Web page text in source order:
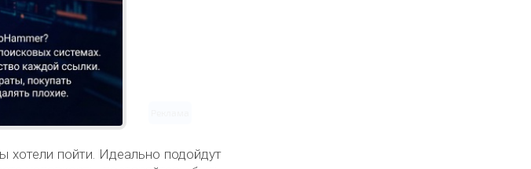
пойти. Идеально подойдут